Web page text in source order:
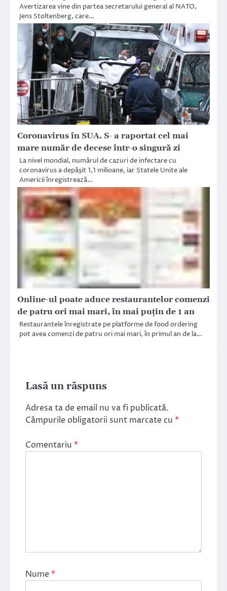
Avertizarea vine din partea secretarului general al NATO,
Jens Stoltenberg, care…
Coronavirus în SUA. S- a raportat cel mai
mare număr de decese într-o singură zi
La nivel mondial, numărul de cazuri de infectare cu
coronavirus a depăşit 1,1 milioane, iar Statele Unite ale
Americii înregistrează…
Online-ul poate aduce restaurantelor comenzi
de patru ori mai mari, în mai puţin de 1 an
Restaurantele înregistrate pe platforme de food ordering
pot avea comenzi de patru ori mai mari, în primul an de la…
Lasă un răspuns
Adresa ta de email nu va fi publicată.
Câmpurile obligatorii sunt marcate cu *
Comentariu *
Nume*